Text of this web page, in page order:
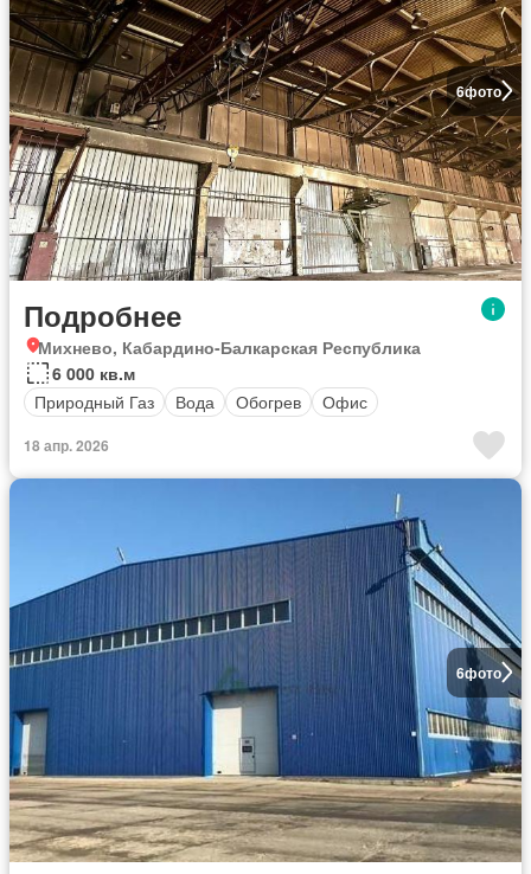
6фото
Подробнее
Михнево, Кабардино-Балкарская Республика
6 000 кв.м
Природный Газ
Вода Обогрев Офис
18 апр. 2026
6фото